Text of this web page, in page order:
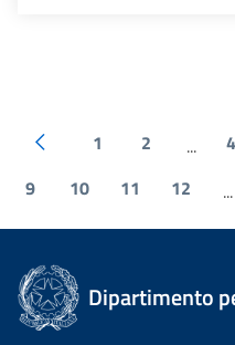
1 2 ... 4
9
10 11 12 ...
Dipartimento